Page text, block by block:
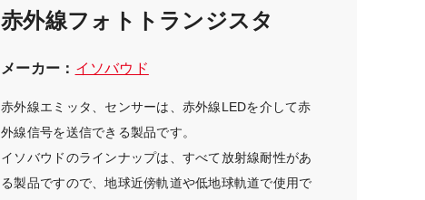
赤外線フォトトランジスタ
メーカー： イソバウド
赤外線エミッタ、センサーは、赤外線LEDを介して赤
外線信号を送信できる製品です。
イソバウドのラインナップは、すべて放射線耐性があ
る製品ですので、地球近傍軌道や低地球軌道で使用で